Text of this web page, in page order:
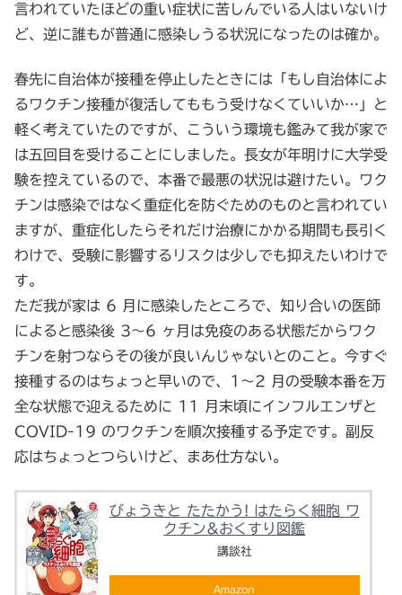
言われていたほどの重い症状に苦しんでいる人はいないけ
ど、逆に誰もが普通に感染しうる状況になったのは確か。
春先に自治体が接種を停止したときには「もし自治体によ
るワクチン接種が復活してももう受けなくていいか…」と
軽く考えていたのですが、こういう環境も鑑みて我が家で
は五回目を受けることにしました。長女が年明けに大学受
験を控えているので、本番で最悪の状況は避けたい。ワク
チンは感染ではなく重症化を防ぐためのものと言われてい
ますが、重症化したらそれだけ治療にかかる期間も長引く
わけで、受験に影響するリスクは少しでも抑えたいわけで
す。
ただ我が家は 6 月に感染したところで、知り合いの医師
によると感染後 3～6 ヶ月は免疫のある状態だからワク
チンを射つならその後が良いんじゃないとのこと。今すぐ
接種するのはちょっと早いので、1～2 月の受験本番を万
全な状態で迎えるために 11 月末頃にインフルエンザと
COVID-19 のワクチンを順次接種する予定です。副反
応はちょっとつらいけど、まあ仕方ない。
びょうきと たたかう! はたらく細胞 ワ
クチン&おくすり図鑑
講談社
Amazon